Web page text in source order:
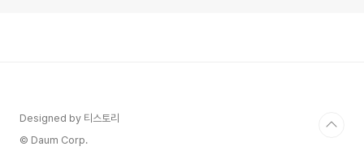
Designed by 티스토리
© Daum Corp.